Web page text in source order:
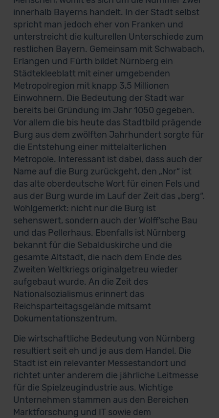
innerhalb Bayerns handelt. In der Stadt selbst
spricht man jedoch eher von Franken und
unterstreicht die kulturellen Unterschiede zum
restlichen Bayern. Gemeinsam mit Schwabach,
Erlangen und Fürth bildet Nürnberg ein
Städtekleeblatt mit einer umgebenden
Metropolregion mit knapp 3,5 Millionen
Einwohnern. Die Bedeutung der Stadt war
bereits bei Gründung im Jahr 1050 gegeben.
Vor allem die bis heute das Stadtbild prägende
Burg aus dem zwölften Jahrhundert sorgte für
die Entstehung einer mittelalterlichen
Metropole. Interessant ist dabei, dass auch der
Name auf die Burg zurückgeht, den „Nor“ ist
das alte oberdeutsche Wort für einen Fels und
aus der Burg wurde im Lauf der Zeit das „berg“.
Wohlgemerkt: nicht nur die Burg ist
sehenswert, sondern auch der Wolff‘sche Bau
und das Pellerhaus. Ebenfalls ist Nürnberg
bekannt für die Sebalduskirche und die
gesamte Altstadt, die nach dem Ende des
Zweiten Weltkriegs originalgetreu wieder
aufgebaut wurde. An die Zeit des
Nationalsozialismus erinnert das
Reichsparteitagsgelände mitsamt
Dokumentationszentrum.
Die wirtschaftliche Bedeutung von Nürnberg
resultiert seit eh und je aus dem Handel. Die
Stadt ist ein relevanter Messestandort und
richtet unter anderem die jährliche Leitmesse
für die Spielzeugindustrie aus. Wichtige
Unternehmen stammen aus den Bereichen
Marktforschung und IT sowie dem